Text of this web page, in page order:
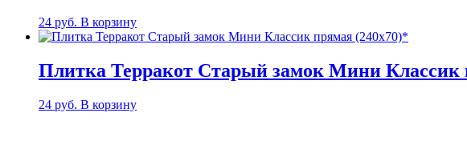
24 руб. В корзину
Плитка Терракот Старый замок Мини Классик
24 руб. В корзину